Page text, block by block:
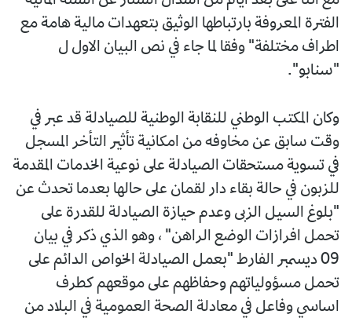
الفترة المعروفة بارتباطها الوثيق بتعهدات مالية هامة مع
اطراف مختلفة" وفقا لما جاء في نص البيان الاول ل
"سنابو".
وكان المكتب الوطني للنقابة الوطنية للصيادلة قد عبر في
وقت سابق عن مخاوفه من امكانية تأثير التأخر المسجل
في تسوية مستحقات الصيادلة على نوعية الخدمات المقدمة
للزبون في حالة بقاء دار لقمان على حالها بعدما تحدث عن
"بلوغ السيل الزبى وعدم حيازة الصيادلة للقدرة على
تحمل افرازات الوضع الراهن" ، وهو الذي ذكر في بيان
09 ديسمبر الفارط "بعمل الصيادلة الخواص الدائم على
تحمل مسؤولياتهم وحفاظهم على موقعهم كطرف
اساسي وفاعل في معادلة الصحة العمومية في البلاد من